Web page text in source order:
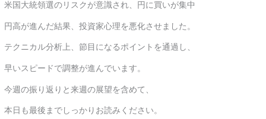
米国大統領選のリスクが意識され、円に買いが集中
円高が進んだ結果、投資家心理を悪化させました。
テクニカル分析上、節目になるポイントを通過し、
早いスピードで調整が進んでいます。
今週の振り返りと来週の展望を含めて、
本日も最後までしっかりお読みください。